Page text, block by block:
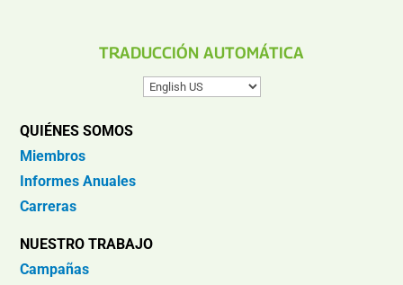
TRADUCCIÓN AUTOMÁTICA
QUIÉNES SOMOS
Miembros
Informes Anuales
Carreras
NUESTRO TRABAJO
Campañas